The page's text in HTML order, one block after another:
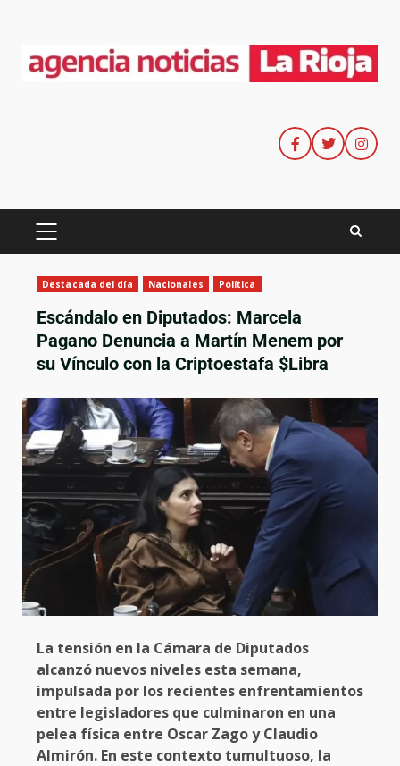
Destacada del día Nacionales Política
Escándalo en Diputados: Marcela
Pagano Denuncia a Martín Menem por
su Vínculo con la Criptoestafa $Libra
La tensión en la Cámara de Diputados
alcanzó nuevos niveles esta semana,
impulsada por los recientes enfrentamientos
entre legisladores que culminaron en una
pelea física entre Oscar Zago y Claudio
Almirón. En este contexto tumultuoso, la